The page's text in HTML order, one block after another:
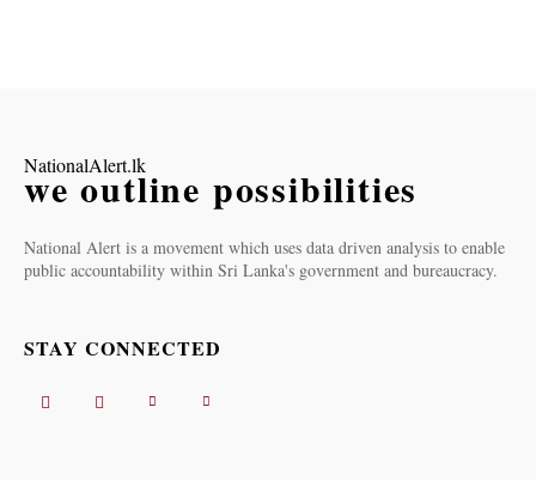
NationalAlert.lk
we outline possibilities
National Alert is a movement which uses data driven analysis to enable
public accountability within Sri Lanka's government and bureaucracy.
STAY CONNECTED